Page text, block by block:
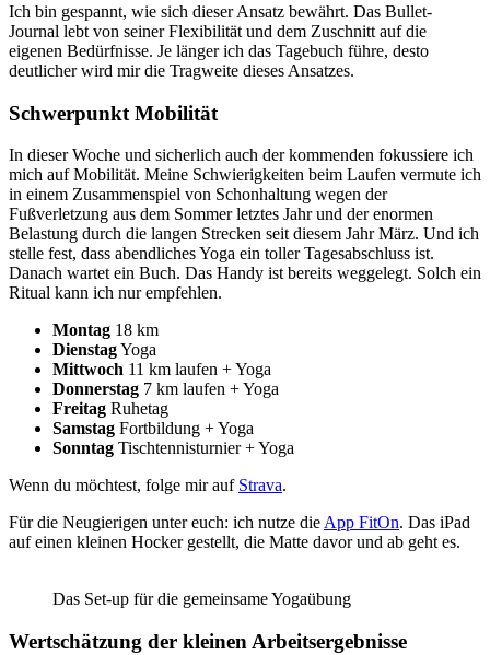
Ich bin gespannt, wie sich dieser Ansatz bewährt. Das Bullet-
Journal lebt von seiner Flexibilität und dem Zuschnitt auf die
eigenen Bedürfnisse. Je länger ich das Tagebuch führe, desto
deutlicher wird mir die Tragweite dieses Ansatzes.
Schwerpunkt Mobilität
In dieser Woche und sicherlich auch der kommenden fokussiere ich
mich auf Mobilität. Meine Schwierigkeiten beim Laufen vermute ich
in einem Zusammenspiel von Schonhaltung wegen der
Fußverletzung aus dem Sommer letztes Jahr und der enormen
Belastung durch die langen Strecken seit diesem Jahr März. Und ich
stelle fest, dass abendliches Yoga ein toller Tagesabschluss ist.
Danach wartet ein Buch. Das Handy ist bereits weggelegt. Solch ein
Ritual kann ich nur empfehlen.
Montag 18 km
DienstagYoga
Mittwoch 11 km laufen + Yoga
Donnerstag 7 km laufen + Yoga
Freitag Ruhetag
Samstag Fortbildung + Yoga
Sonntag Tischtennisturnier + Yoga
Wenn du möchtest, folge mir auf Strava.
Für die Neugierigen unter euch: ich nutze die App FitOn. Das iPad
auf einen kleinen Hocker gestellt, die Matte davor und ab geht es.
Das Set-up für die gemeinsame Yogaübung
Wertschätzung der kleinen Arbeitsergebnisse